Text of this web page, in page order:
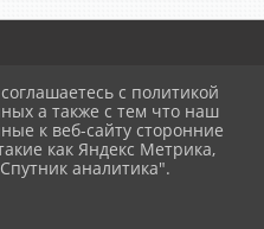
данных
с политикой
а также с тем что наш
к веб-сайту сторонние
как Яндекс Метрика,
аналитика".